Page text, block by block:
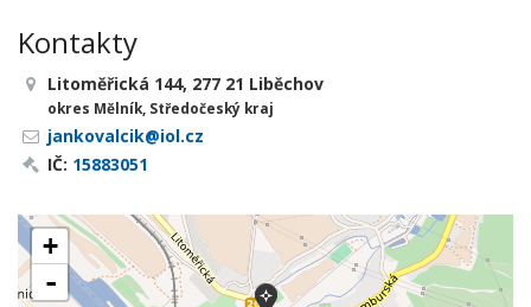
Kontakty
Litoměřická 144, 277 21 Liběchov
okres Mělník, Středočeský kraj
jankovalcik@iol.cz
IČ: 15883051
+
-